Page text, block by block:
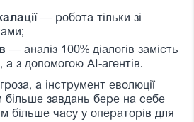
— робота тільки зі
— аналіз 100% діалогів замість
а з допомогою AI-агентів.
а інструмент еволюції
більше завдань бере на себе
більше часу у операторів для